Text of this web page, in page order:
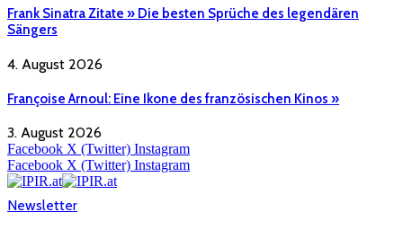
Frank Sinatra Zitate » Die besten Sprüche des legendären
Sängers
4. August 2026
Françoise Arnoul: Eine Ikone des französischen Kinos »
3. August 2026
Facebook X (Twitter) Instagram
Facebook X (Twitter) Instagram
Newsletter